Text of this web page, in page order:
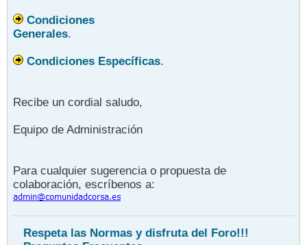
Condiciones
Generales.
Condiciones Específicas.
Recibe un cordial saludo,
Equipo de Administración
Para cualquier sugerencia o propuesta de
colaboración, escríbenos a:
Respeta las Normas y disfruta del Foro!!!